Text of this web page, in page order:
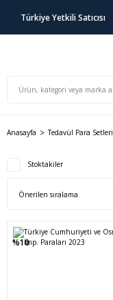
Türkiye Yetkili Satıcısı
Anasayfa Tedavül Para Setleri
Stoktakiler
%10